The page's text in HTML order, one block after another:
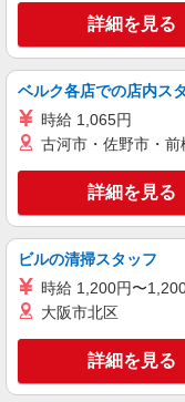
キープ
派遣社員
株式会社グロップ 綾部オ
複
業
時〜翌
規定
＊月
+夜
の定
派遣社員
株式会社グロップ 綾部オ
ワイ
詳細を見る
ベルク各店での店内ス
時給 1,065円
古河市・佐野市・
詳細を見る
ビルの清掃スタッフ
時給 1,200円〜
大阪市北区
詳細を見る